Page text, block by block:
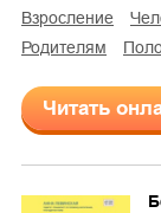
взросление
родителям
Читать